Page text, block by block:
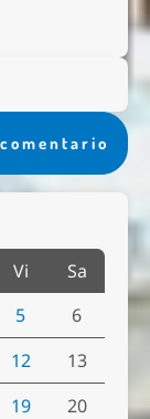
Vi
Sa
5
6
12
13
19
20